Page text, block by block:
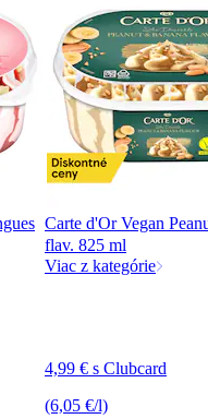
Carte d'Or Vegan
flav. 825 ml
Viac z kategórie
4,99 € s Clubcard
(6,05 €/l)